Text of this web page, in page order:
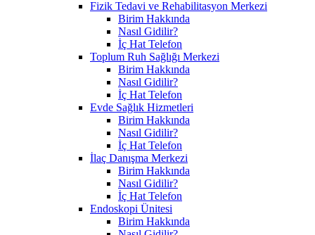
Fizik Tedavi ve Rehabilitasyon Merkezi
Birim Hakkında
Nasıl Gidilir?
İç Hat Telefon
Toplum Ruh Sağlığı Merkezi
Birim Hakkında
Nasıl Gidilir?
İç Hat Telefon
Evde Sağlık Hizmetleri
Birim Hakkında
Nasıl Gidilir?
İç Hat Telefon
İlaç Danışma Merkezi
Birim Hakkında
Nasıl Gidilir?
İç Hat Telefon
Endoskopi Ünitesi
Birim Hakkında